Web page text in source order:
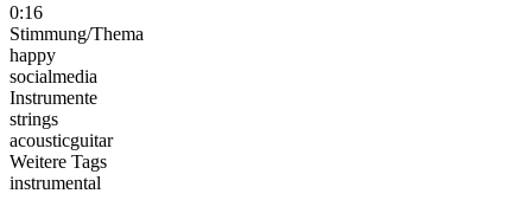
0:16
Stimmung/Thema
happy
socialmedia
Instrumente
strings
acousticguitar
Weitere Tags
instrumental